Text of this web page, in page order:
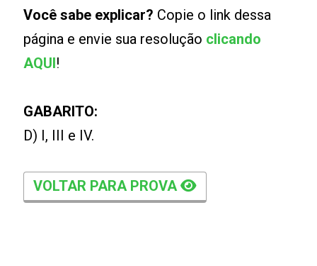
Você sabe explicar? Copie o link dessa
página e envie sua resolução clicando
AQUI!
GABARITO:
D) I, III e IV.
VOLTAR PARA PROVA